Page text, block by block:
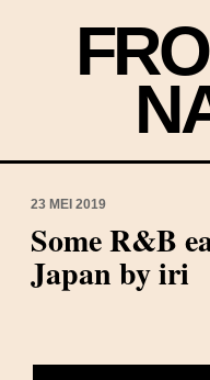
23 MEI 2019
Some R&B
Japan by iri